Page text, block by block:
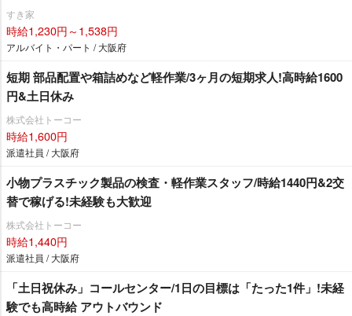
すき家
時給1,230円～1,538円
アルバイト・パート / 大阪府
短期 部品配置や箱詰めなど軽作業/3ヶ月の短期求人!高時給1600
円&土日休み
株式会社トーコー
時給1,600円
派遣社員 / 大阪府
小物プラスチック製品の検査・軽作業スタッフ/時給1440円&2交
替で稼げる!未経験も大歓迎
株式会社トーコー
時給1,440円
派遣社員 / 大阪府
「土日祝休み」コールセンター/1日の目標は「たった1件」!未経
験でも高時給 アウトバウンド